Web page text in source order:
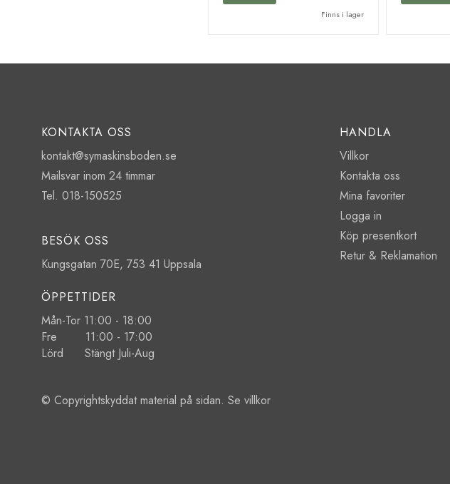
Finns i lager
KONTAKTA OSS
kontakt@symaskinsboden.se
Mailsvar inom 24 timmar
Tel. 018-150525
BESÖK OSS
Kungsgatan 70E, 753 41 Uppsala
ÖPPETTIDER
Mån-Tor 11:00 - 18:00
Fre 11:00 - 17:00
Lörd Stängt Juli-Aug
© Copyrightskyddat material på sidan. Se villkor
HANDLA
Villkor
Kontakta oss
Mina favoriter
Logga in
Köp presentkort
Retur & Reklamation